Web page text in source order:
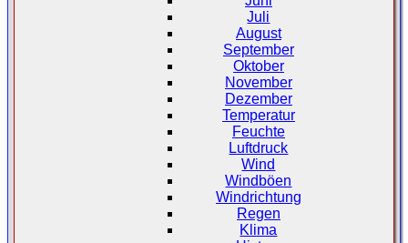
Juli
August
September
Oktober
November
Dezember
Temperatur
Feuchte
Luftdruck
Wind
Windböen
Windrichtung
Regen
Klima